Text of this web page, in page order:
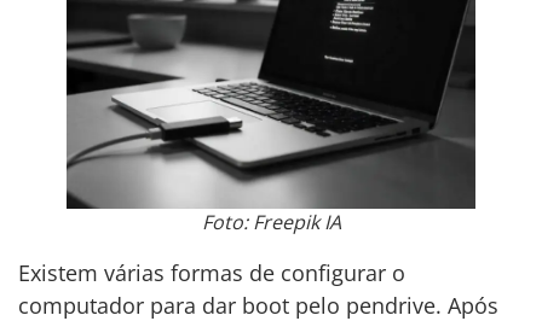
Foto: Freepik IA
Existem várias formas de configurar o
computador para dar boot pelo pendrive. Após